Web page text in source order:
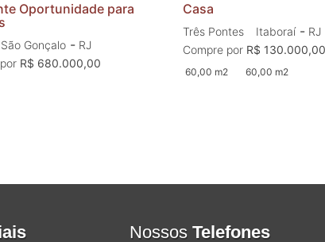
Oportunidade para
São Gonçalo - RJ
R$ 680.000,00
Casa
Três Pontes Itaboraí- RJ
Compre por R$ 130.000,00
60,00 m2 60,00 m2
Nossos Telefones